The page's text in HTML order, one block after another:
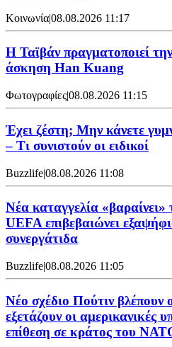
Κοινωνία|08.08.2026 11:17
Η Ταϊβάν πραγματοποιεί
άσκηση Han Kuang
Φωτογραφίες|08.08.2026 11:15
Έχει ζέστη; Μην κάνετε
– Τι συνιστούν οι ειδικοί
Buzzlife|08.08.2026 11:08
Νέα καταγγελία «βαραίνει»
UEFA επιβεβαιώνει
συνεργάτιδα
Buzzlife|08.08.2026 11:05
Νέο σχέδιο Πούτιν
εξετάζουν οι αμερικανικές
επίθεση σε κράτος του